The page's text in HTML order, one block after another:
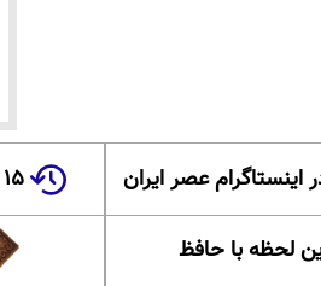
عصر ایران ۱۵ سال پیش در چنین روزی
لحظه با حافظ